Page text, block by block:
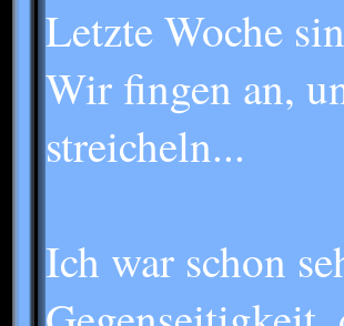
Letzte Woche
Wir fingen an,
streicheln...
Ich war schon